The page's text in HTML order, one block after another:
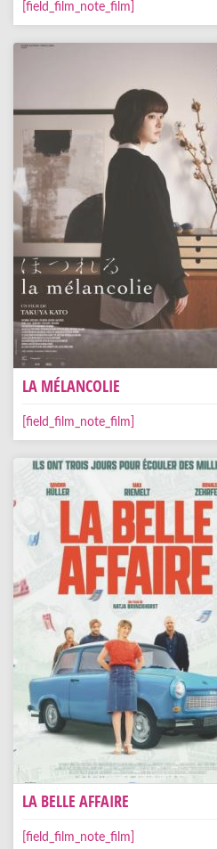
[field_film_note_film]
LA MÉLANCOLIE
[field_film_note_film]
LA BELLE AFFAIRE
[field_film_note_film]